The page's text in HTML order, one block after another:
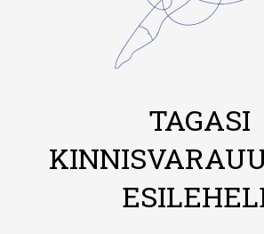
TAGASI